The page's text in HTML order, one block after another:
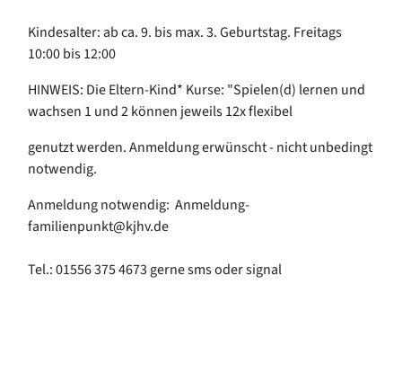
Kindesalter: ab ca. 9. bis max. 3. Geburtstag. Freitags
10:00 bis 12:00
HINWEIS: Die Eltern-Kind* Kurse: "Spielen(d) lernen und
wachsen 1 und 2 können jeweils 12x flexibel
genutzt werden. Anmeldung erwünscht - nicht unbedingt
notwendig.
Anmeldung notwendig: Anmeldung-
familienpunkt@kjhv.de
Tel.: 01556 375 4673 gerne sms oder signal